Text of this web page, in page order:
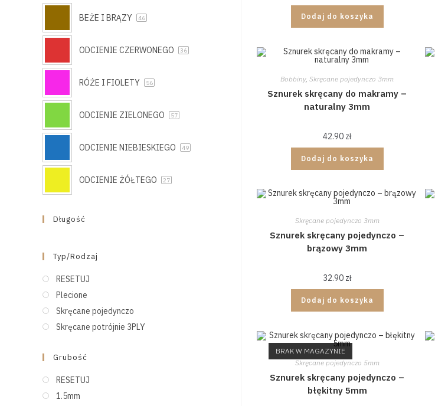
Dodaj do koszyka
Bobbiny,Skręcane pojedynczo 3mm
Sznurek skręcany do makramy –
naturalny 3mm
42.90 zł
Dodaj do koszyka
Skręcane pojedynczo 3mm
Sznurek skręcany pojedynczo –
brązowy 3mm
32.90 zł
Dodaj do koszyka
BRAK W MAGAZYNIE
Skręcane pojedynczo 5mm
Sznurek skręcany pojedynczo –
błękitny 5mm
BEŻE I BRĄZY 46
ODCIENIE CZERWONEGO 36
RÓŻE I FIOLETY 56
ODCIENIE ZIELONEGO 57
ODCIENIE NIEBIESKIEGO 49
ODCIENIE ŻÓŁTEGO 27
Długość
Typ/rodzaj
RESETUJ
Plecione
Skręcane pojedynczo
Skręcane potrójnie 3PLY
Grubość
RESETUJ
1.5mm